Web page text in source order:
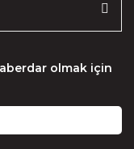
olmak için